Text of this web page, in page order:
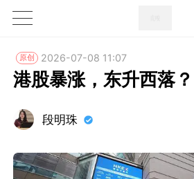
1X
原创 2026-07-08 11:07
港股暴涨，东升西落？
段明珠